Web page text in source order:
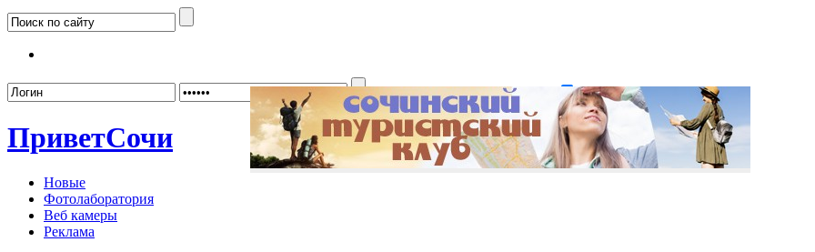
Забыли пароль? Регистрация
ПриветСочи
Новые
Фотолаборатория
Веб камеры
Реклама